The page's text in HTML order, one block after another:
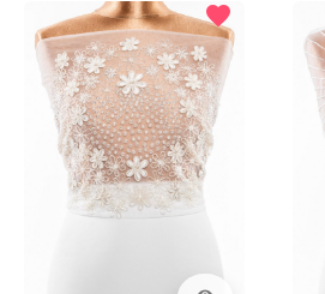
favorite